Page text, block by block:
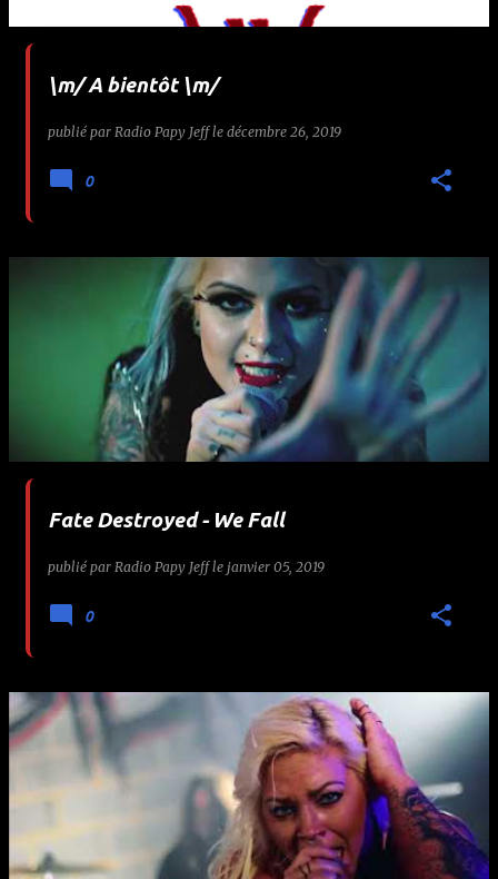
\m/ A bientôt \m/
publié par Radio Papy Jeff le décembre 26, 2019
0
Fate Destroyed - We Fall
publié par Radio Papy Jeff le janvier 05, 2019
0